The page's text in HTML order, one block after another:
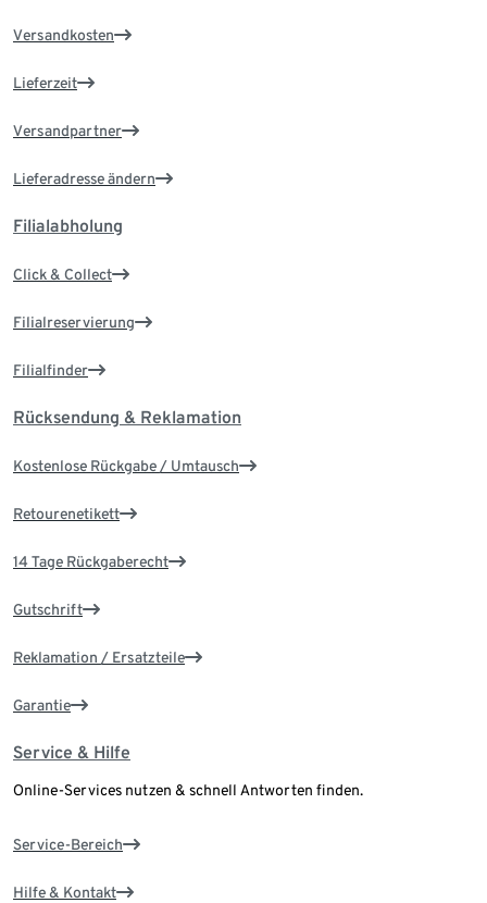
Versandkosten
Lieferzeit
Versandpartner
Lieferadresse ändern
Filialabholung
Click & Collect
Filialreservierung
Filialfinder
Rücksendung & Reklamation
Kostenlose Rückgabe / Umtausch
Retourenetikett
14 Tage Rückgaberecht
Gutschrift
Reklamation / Ersatzteile
Garantie
Service & Hilfe
Online-Services nutzen & schnell Antworten finden.
Service-Bereich
Hilfe & Kontakt